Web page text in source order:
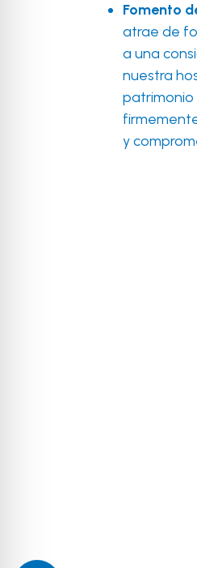
Fomento
atrae de
a una
nuestra
patrimonio
y